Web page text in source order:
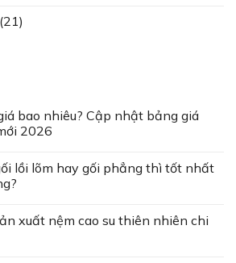
(21)
bao nhiêu? Cập nhật bảng giá
2026
lồi lõm hay gối phẳng thì tốt nhất
xuất nệm cao su thiên nhiên chi